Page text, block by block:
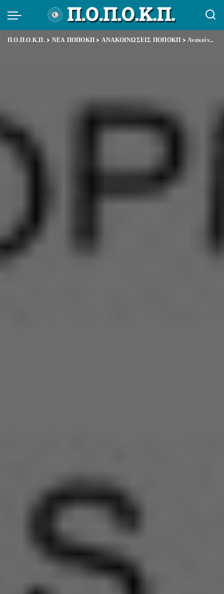
Π.Ο.Π.Ο.Κ.Π.> ΝΕΑ ΠΟΠΟΚΠ > ΑΝΑΚΟΙΝΩΣΕΙΣ ΠΟΠΟΚΠ >Ανακοίνωση για το νομοσχέδιο απ όλες τις Ομοσπονδίες